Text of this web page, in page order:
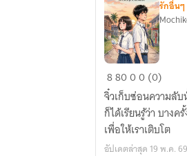
รัก
แรก
ที่
ไม่
เคย
รักอื่นๆ
88000 (0)
จิ๋วเก็บซ่อนความลั
ก็ได้เรียนรู้ว่า บาง
เพื่อให้เราเติบโต
อัปเดตล่าสุด 19 พ.ค.